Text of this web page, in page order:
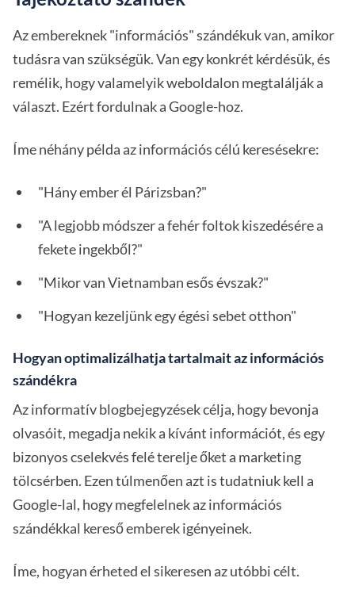
Az embereknek "információs" szándékuk van, amikor
tudásra van szükségük. Van egy konkrét kérdésük, és
remélik, hogy valamelyik weboldalon megtalálják a
választ. Ezért fordulnak a Google-hoz.
Íme néhány példa az információs célú keresésekre:
"Hány ember él Párizsban?"
"A legjobb módszer a fehér foltok kiszedésére a
fekete ingekből?"
"Mikor van Vietnamban esős évszak?"
"Hogyan kezeljünk egy égési sebet otthon"
Hogyan optimalizálhatja tartalmait az információs
szándékra
Az informatív blogbejegyzések célja, hogy bevonja
olvasóit, megadja nekik a kívánt információt, és egy
bizonyos cselekvés felé terelje őket a marketing
tölcsérben. Ezen túlmenően azt is tudatniuk kell a
Google-lal, hogy megfelelnek az információs
szándékkal kereső emberek igényeinek.
Íme, hogyan érheted el sikeresen az utóbbi célt.